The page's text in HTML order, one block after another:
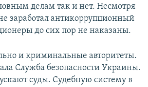
делам так и нет. Несмотря
заработал антикоррупционный
до сих пор не наказаны.
и криминальные авторитеты.
Служба безопасности Украины.
суды. Судебную систему в